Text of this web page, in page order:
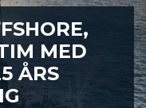
MED
ÅRS